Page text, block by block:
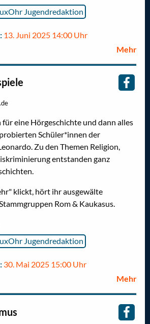
Jugendredaktion
13. Juni 2025 14:00 Uhr
Mehr
für eine Hörgeschichte und dann alles
Schüler*innen der
Zu den Themen Religion,
entstanden ganz
klickt, hört ihr ausgewälte
Rom & Kaukasus.
Jugendredaktion
30. Mai 2025 15:00 Uhr
Mehr